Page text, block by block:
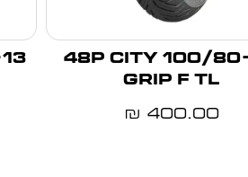
100/80-14 48P CITY
GRIP F TL
400.00
₪